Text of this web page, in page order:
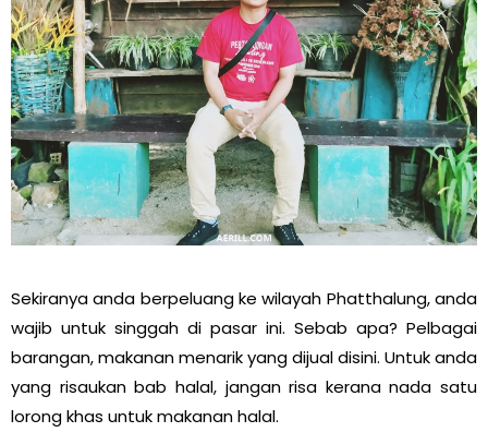
Sekiranya anda berpeluang ke wilayah Phatthalung, anda
wajib untuk singgah di pasar ini. Sebab apa? Pelbagai
barangan, makanan menarik yang dijual disini. Untuk anda
yang risaukan bab halal, jangan risa kerana nada satu
lorong khas untuk makanan halal.